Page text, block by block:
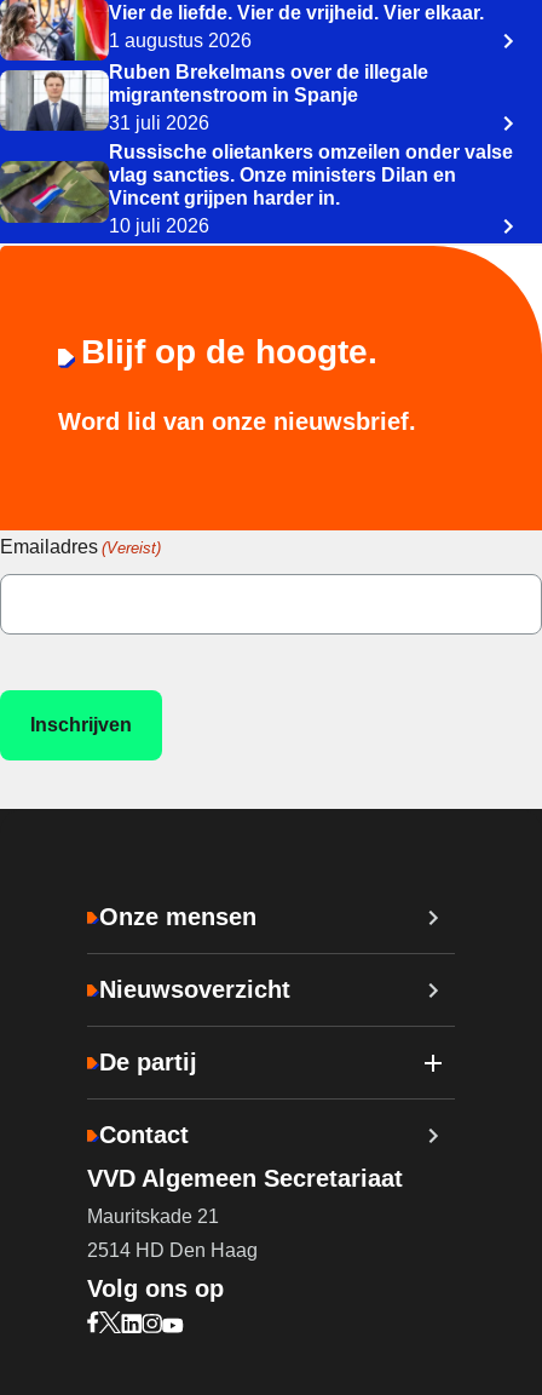
Vier de liefde. Vier de vrijheid. Vier elkaar.
1 augustus 2026
Ruben Brekelmans over de illegale
migrantenstroom in Spanje
31 juli 2026
Russische olietankers omzeilen onder valse
vlag sancties. Onze ministers Dilan en
Vincent grijpen harder in.
10 juli 2026
Blijf op de hoogte.
Word lid van onze nieuwsbrief.
Emailadres (Vereist)
Onze mensen
Nieuwsoverzicht
De partij
Contact
VVD Algemeen Secretariaat
Mauritskade 21
2514 HD Den Haag
Volg ons op
Bezoek onze Facebook pagina (opent in nieuw
Bezoek onze X pagina (opent in nieuw tabblad)
Bezoek onze LinkedIn pagina (opent in nieuw
Bezoek onze Instagram pagina (opent in
Bezoek onze YouTube pagina (opent in